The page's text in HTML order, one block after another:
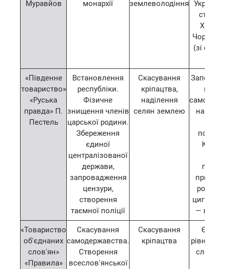
Муравйов
монархії
землеволодіння
(зі
«Південне
товариство»
«Руська
правда» П.
Пестель
Встановлення
республіки.
Фізичне
знищення членів
царської родини.
Збереження
єдиної
централізованої
держави,
запровадження
цензури,
створення
таємної поліції
Скасування
кріпацтва,
наділення
селян землею
народів
цигани
—
«Товариство
об'єднаних
слов'ян»
«Правила»
Скасування
самодержавства.
Створення
всеслов'янської
Скасування
кріпацтва